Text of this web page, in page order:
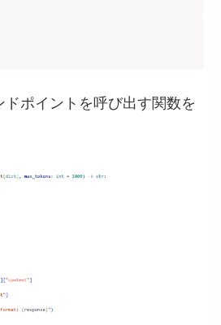
ポイントを呼び出す関数を